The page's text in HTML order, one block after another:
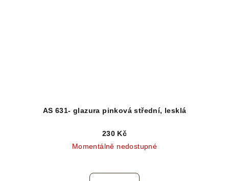
AS 631- glazura pinková střední, lesklá
230 Kč
Momentálně nedostupné